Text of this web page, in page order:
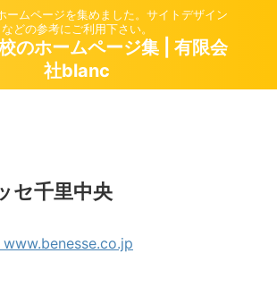
ームページを集めました。サイトデザイン
などの参考にご利用下さい。
のホームページ集 | 有限会
社blanc
セ千里中央